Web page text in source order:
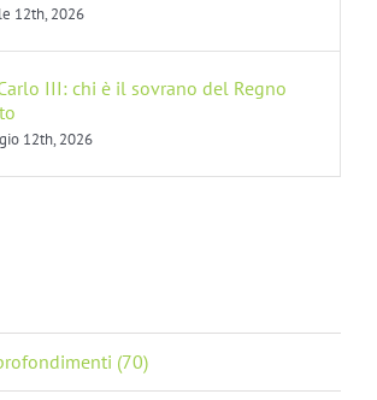
12th, 2026
III: chi è il sovrano del Regno
12th, 2026
(70)